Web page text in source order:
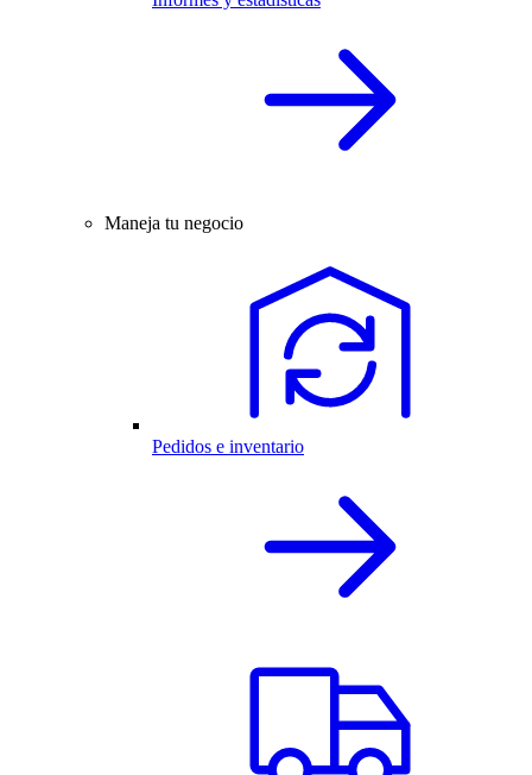
Maneja tu negocio
Pedidos e inventario